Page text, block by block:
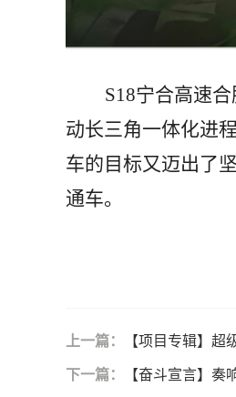
S18宁合高速
动长三角一体化进
车的目标又迈出了
通车。
上一篇： 【项目专辑】超
下一篇： 【奋斗宣言】奏